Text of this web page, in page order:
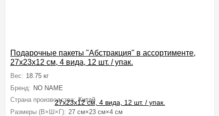
Подарочные пакеты "Абстракция" в ассортименте,
27x23x12 см, 4 вида, 12 шт. / упак.
Вес: 18.75 кг
Бренд: NO NAME
Страна производства: Китай
Размеры (В×Ш×Г): 27 см×23 см×4 см